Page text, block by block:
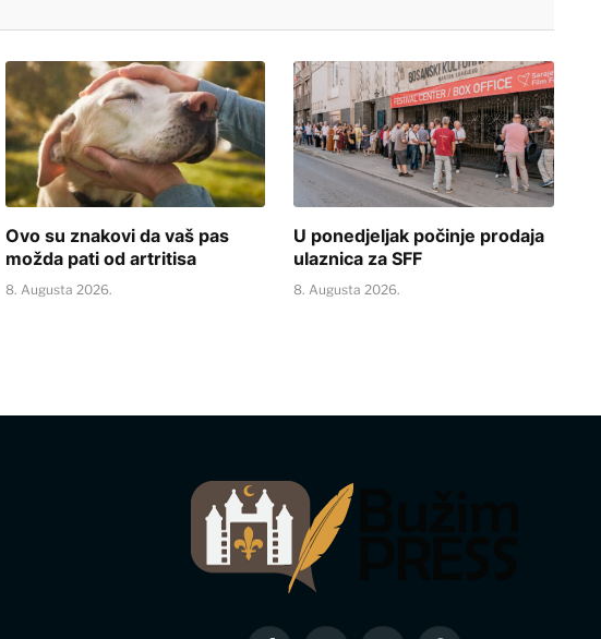
Ovo su znakovi da vaš pas
možda pati od artritisa
8. Augusta 2026.
U ponedjeljak počinje prodaja
ulaznica za SFF
8. Augusta 2026.